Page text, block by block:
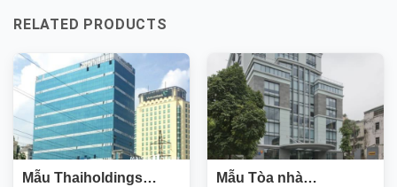
RELATED PRODUCTS
Mẫu Thaiholdings
Mẫu Tòa nhà